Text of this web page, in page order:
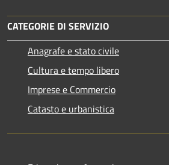
CATEGORIE DI SERVIZIO
Anagrafe e stato civile
Cultura e tempo libero
Imprese e Commercio
Catasto e urbanistica